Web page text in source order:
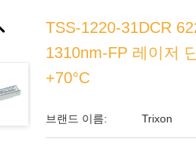
TSS-1220-31DCR
1310nm-FP 레이저
+70°C
브랜드 이름: Trixon